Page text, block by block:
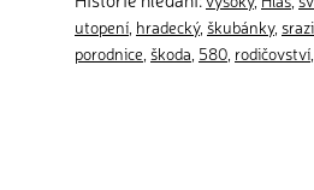
utopení hradecký, škubánky,
porodnice škoda 580 rodičovství